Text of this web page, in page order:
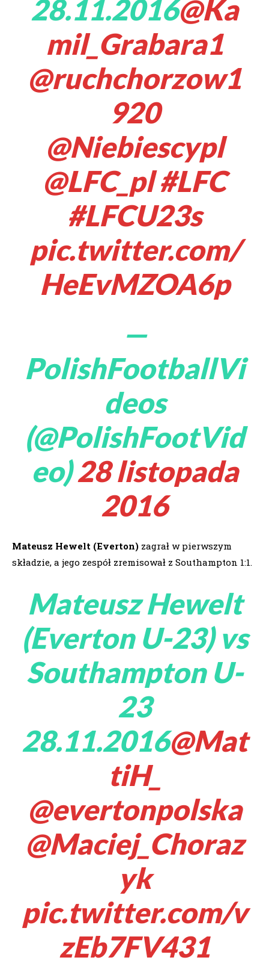
28.11.2016@Ka
mil_Grabara1
@ruchchorzow1
920
@Niebiescypl
@LFC_pl #LFC
#LFCU23s
pic.twitter.com/
HeEvMZOA6p
—
PolishFootballVi
deos
(@PolishFootVid
eo)28 listopada
2016
Mateusz Hewelt (Everton) zagrał w pierwszym
składzie, a jego zespół zremisował z Southampton 1:1.
Mateusz Hewelt
(Everton U-23) vs
Southampton U-
23
28.11.2016@Mat
tiH_
@evertonpolska
@Maciej_Choraz
yk
pic.twitter.com/v
zEb7FV431